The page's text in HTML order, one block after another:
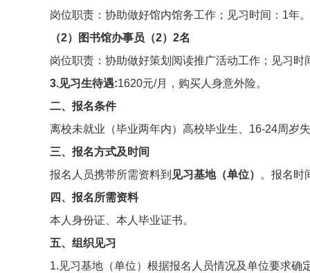
岗位职责：协助做好馆内馆务工作；见习时间：1年。
（2）图书馆办事员（2）2名
岗位职责：协助做好策划阅读推广活动工作；见习时
3.见习生待遇:1620元/月，购买人身意外险。
二、报名条件
离校未就业（毕业两年内）高校毕业生、16-24周岁
三、报名方式及时间
报名人员携带所需资料到 见习基地（单位）
。报名时
四、报名所需资料
本人身份证、本人毕业证书。
五、组织见习
1.见习基地（单位）根据报名人员情况及单位要求确